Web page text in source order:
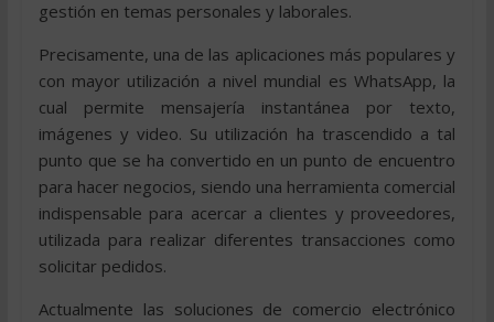
gestión en temas personales y laborales.
Precisamente, una de las aplicaciones más populares y
con mayor utilización a nivel mundial es WhatsApp, la
cual permite mensajería instantánea por texto,
imágenes y video. Su utilización ha trascendido a tal
punto que se ha convertido en un punto de encuentro
para hacer negocios, siendo una herramienta comercial
indispensable para acercar a clientes y proveedores,
utilizada para realizar diferentes transacciones como
solicitar pedidos.
Actualmente las soluciones de comercio electrónico